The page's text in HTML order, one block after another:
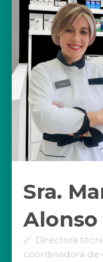
Sra.
Alonso
Directora
coordinadora de